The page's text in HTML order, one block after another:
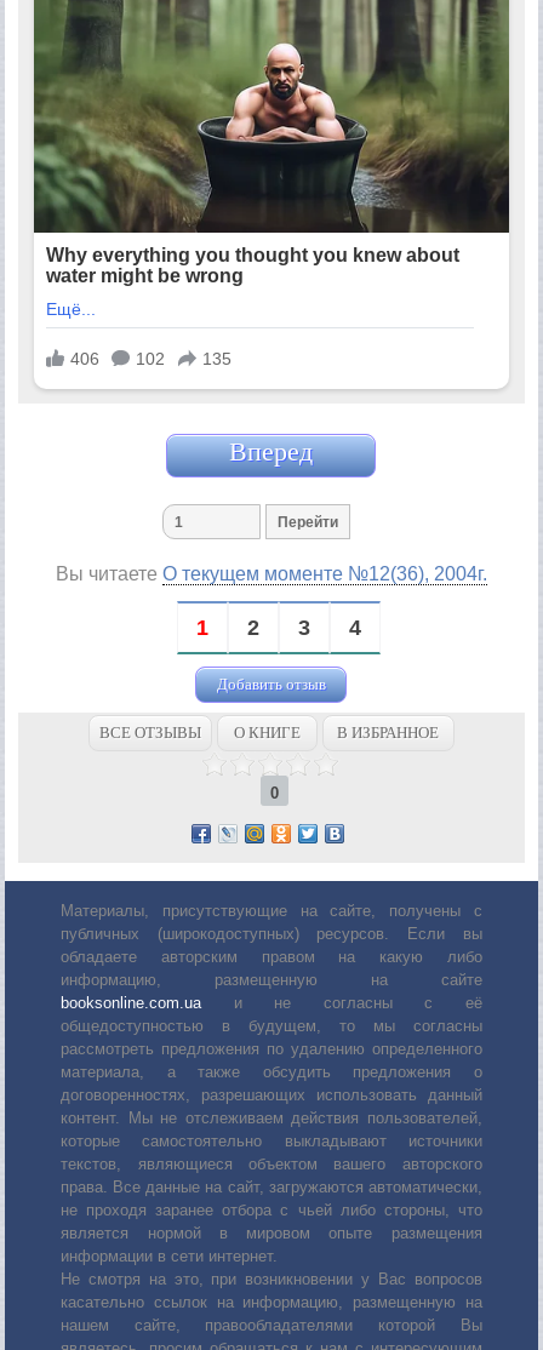
Вперед
Вы читаете О текущем моменте №12(36), 2004г.
1 2 3 4
Добавить отзыв
ВСЕ ОТЗЫВЫ О КНИГЕ В ИЗБРАННОЕ
0
Материалы, присутствующие на сайте, получены с
публичных (широкодоступных) ресурсов. Если вы
обладаете авторским правом на какую либо
информацию, размещенную на сайте
booksonline.com.uaи не согласны с её
общедоступностью в будущем, то мы согласны
рассмотреть предложения по удалению определенного
материала, а также обсудить предложения о
договоренностях, разрешающих использовать данный
контент. Мы не отслеживаем действия пользователей,
которые самостоятельно выкладывают источники
текстов, являющиеся объектом вашего авторского
права. Все данные на сайт, загружаются автоматически,
не проходя заранее отбора с чьей либо стороны, что
является нормой в мировом опыте размещения
информации в сети интернет.
Не смотря на это, при возникновении у Вас вопросов
касательно ссылок на информацию, размещенную на
нашем сайте, правообладателями которой Вы